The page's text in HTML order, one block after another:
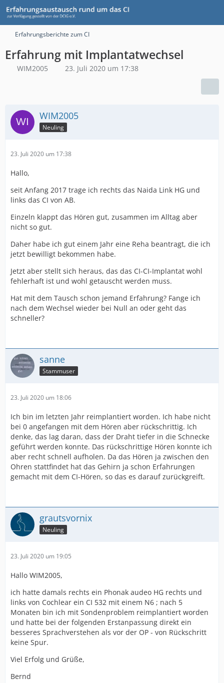
Erfahrungsberichte zum CI
Erfahrung mit Implantatwechsel
WIM2005 23. Juli 2020 um 17:38
WIM2005
Neuling
23. Juli 2020 um 17:38
Hallo,
seit Anfang 2017 trage ich rechts das Naida Link HG und
links das CI von AB.
Einzeln klappt das Hören gut, zusammen im Alltag aber
nicht so gut.
Daher habe ich gut einem Jahr eine Reha beantragt, die ich
jetzt bewilligt bekommen habe.
Jetzt aber stellt sich heraus, das das CI-CI-Implantat wohl
fehlerhaft ist und wohl getauscht werden muss.
Hat mit dem Tausch schon jemand Erfahrung? Fange ich
nach dem Wechsel wieder bei Null an oder geht das
schneller?
sanne
Stammuser
23. Juli 2020 um 18:06
Ich bin im letzten Jahr reimplantiert worden. Ich habe nicht
bei 0 angefangen mit dem Hören aber rückschrittig. Ich
denke, das lag daran, dass der Draht tiefer in die Schnecke
geführt werden konnte. Das rückschrittige Hören konnte ich
aber recht schnell aufholen. Da das Hören ja zwischen den
Ohren stattfindet hat das Gehirn ja schon Erfahrungen
gemacht mit dem CI-Hören, so das es darauf zurückgreift.
grautsvornix
Neuling
23. Juli 2020 um 19:05
Hallo WIM2005,
ich hatte damals rechts ein Phonak audeo HG rechts und
links von Cochlear ein CI 532 mit einem N6 ; nach 5
Monaten bin ich mit Sondenproblem reimplantiert worden
und hatte bei der folgenden Erstanpassung direkt ein
besseres Sprachverstehen als vor der OP - von Rückschritt
keine Spur.
Viel Erfolg und Grüße,
Bernd